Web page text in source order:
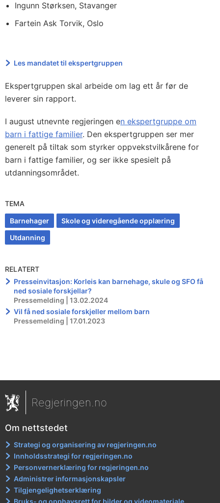
Ingunn Størksen, Stavanger
Fartein Ask Torvik, Oslo
Les mandatet til ekspertgruppen
Ekspertgruppen skal arbeide om lag ett år før de
leverer sin rapport.
I august utnevnte regjeringen en ekspertgruppe om
barn i fattige familier. Den ekspertgruppen ser mer
generelt på tiltak som styrker oppvekstvilkårene for
barn i fattige familier, og ser ikke spesielt på
utdanningsområdet.
TEMA
Barnehager
Skole og videregående opplæring
Utdanning
RELATERT
Presseinvitasjon: Korleis kan barnehage, skule og SFO få
ned sosiale forskjellar?
Pressemelding | 13.02.2024
Vil få ned sosiale forskjeller mellom barn
Pressemelding | 17.01.2023
Regjeringen.no
Om nettstedet
Strategi og organisering av regjeringen.no
Innholdsstrategi for regjeringen.no
Personvernerklæring for regjeringen.no
Administrer informasjonskapsler
Tilgjengelighetserklæring
Bruks- og opphavsrett for bilder og videomateriale